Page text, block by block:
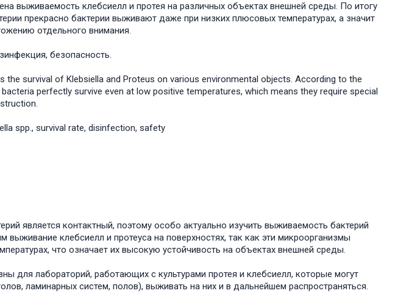
выживаемость клебсиелл и протея на различных объектах внешней среды. По итогу
прекрасно бактерии выживают даже при низких плюсовых температурах, а значит
отдельного внимания.
безопасность.
the survival of Klebsiella and Proteus on various environmental objects. According to the
perfectly survive even at low positive temperatures, which means they require special
spp., survival rate, disinfection, safety
является контактный, поэтому особо актуально изучить выживаемость бактерий
выживание клебсиелл и протеуса на поверхностях, так как эти микроорганизмы
что означает их высокую устойчивость на объектах внешней среды.
лабораторий, работающих с культурами протея и клебсиелл, которые могут
ламинарных систем, полов), выживать на них и в дальнейшем распространяться.